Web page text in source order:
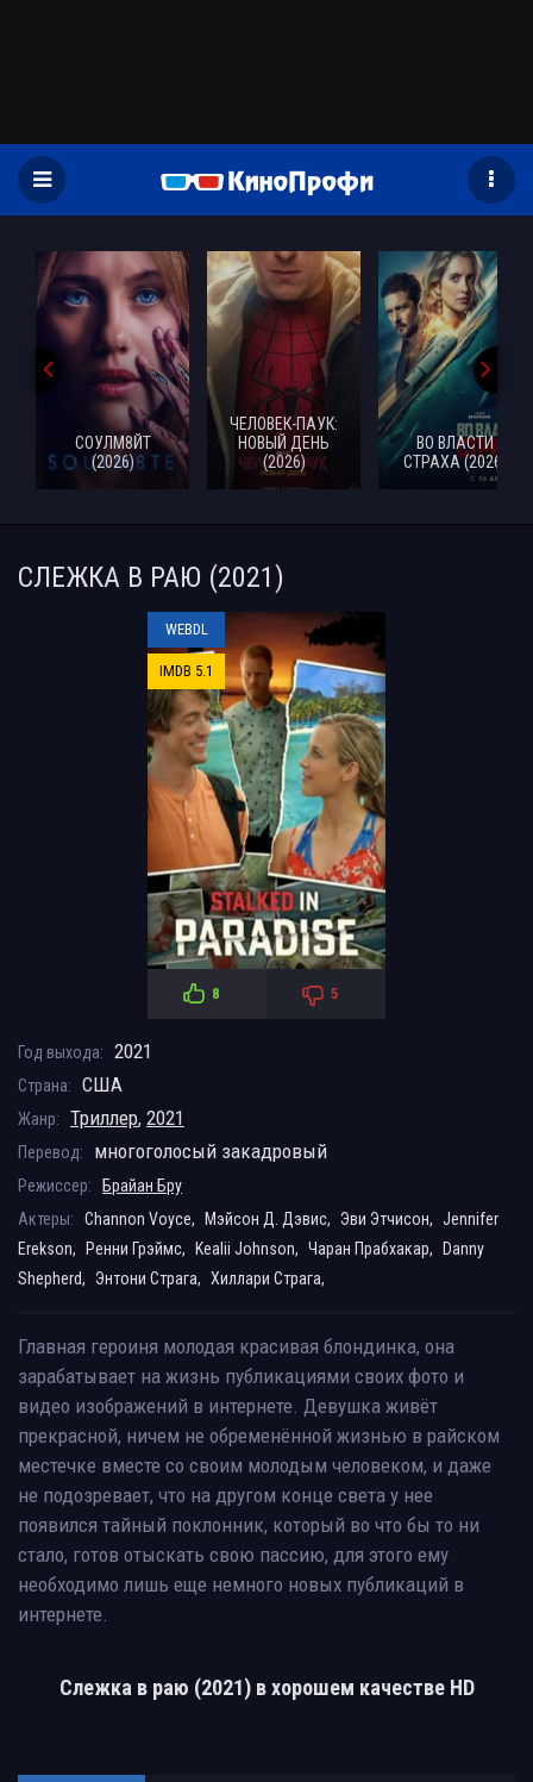
СОУЛМ8ЙТ
(2026)
ЧЕЛОВЕК-ПАУК:
НОВЫЙ ДЕНЬ
(2026)
ВО ВЛАСТИ
СТРАХА (2026)
СЛЕЖКА В РАЮ (2021)
WEBDL
IMDB 5.1
8 5
Год выхода: 2021
Страна: США
Жанр: Триллер, 2021
Перевод: многоголосый закадровый
Режиссер:
Брайан Бру
Актеры:
Channon Voyce, Мэйсон Д. Дэвис, Эви Этчисон, Jennifer
Erekson,
Ренни Грэймс, Kealii Johnson, Чаран Прабхакар,
Danny
Shepherd, Энтони Страга, Хиллари Страга,
Главная героиня молодая красивая блондинка, она
зарабатывает на жизнь публикациями своих фото и
видео изображений в интернете. Девушка живёт
прекрасной, ничем не обременённой жизнью в райском
местечке вместе со своим молодым человеком, и даже
не подозревает, что на другом конце света у нее
появился тайный поклонник, который во что бы то ни
стало, готов отыскать свою пассию, для этого ему
необходимо лишь еще немного новых публикаций в
интернете.
Слежка в раю (2021) в хорошем качестве HD